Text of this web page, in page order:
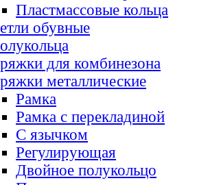
Пластмассовые кольца
обувные
для комбинезона
металлические
Рамка
Рамка с перекладиной
С язычком
Регулирующая
Двойное полукольцо